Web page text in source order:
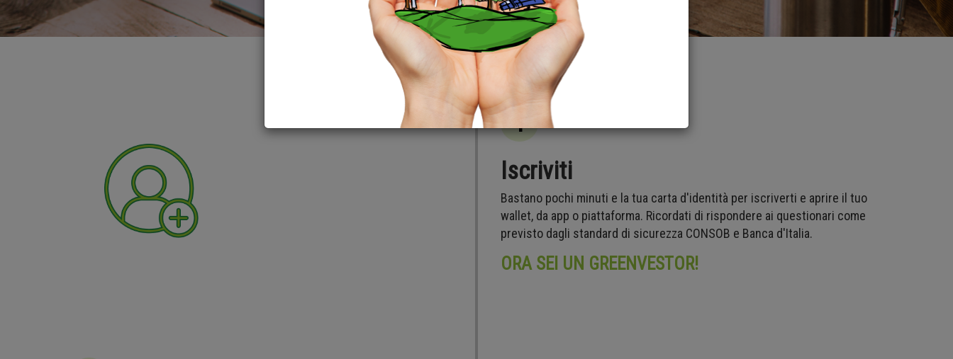
1
Iscriviti
Bastano pochi minuti e la tua carta d'identità per iscriverti e aprire il tuo
wallet, da app o piattaforma. Ricordati di rispondere ai questionari come
previsto dagli standard di sicurezza CONSOB e Banca d'Italia.
ORA SEI UN GREENVESTOR!